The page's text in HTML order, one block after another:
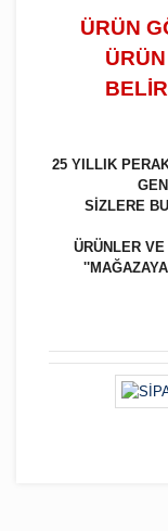
ÜRÜN
25 YILLIK
SİZLERE
ÜRÜNLER